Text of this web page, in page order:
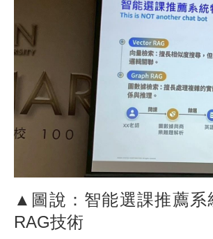
▲圖說：智能選課推薦系
RAG技術